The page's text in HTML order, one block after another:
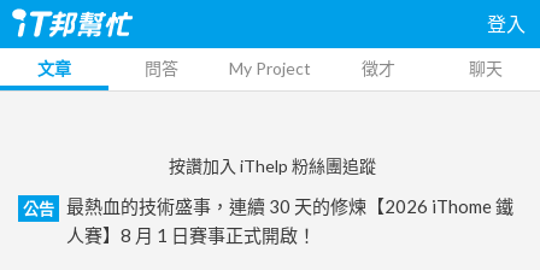
登入
文章 問答 My Project 徵才 聊天
按讚加入 iThelp 粉絲團追蹤
公告
最熱血的技術盛事，連續 30 天的修煉【2026 iThome 鐵
人賽】8 月 1 日賽事正式開啟！